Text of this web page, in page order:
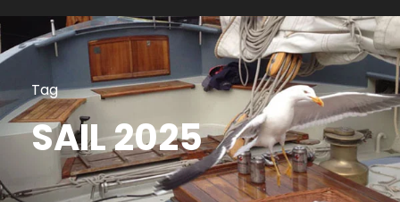
Tag
SAIL 2025